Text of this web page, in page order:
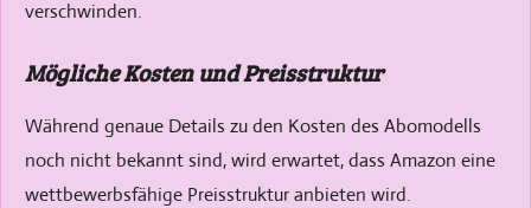
verschwinden.
Mögliche Kosten und Preisstruktur
Während genaue Details zu den Kosten des Abomodells
noch nicht bekannt sind, wird erwartet, dass Amazon eine
wettbewerbsfähige Preisstruktur anbieten wird.